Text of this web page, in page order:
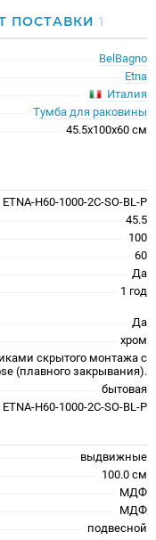
ПОСТАВКИ 1
BelBagno
Etna
Италия
Тумба для раковины
45.5x100x60 см
ETNA-H60-1000-2C-SO-BL-P
45.5
100
60
Да
1 год
Да
хром
скрытого монтажа с
(плавного закрывания).
бытовая
ETNA-H60-1000-2C-SO-BL-P
выдвижные
100.0 см
МДФ
МДФ
подвесной